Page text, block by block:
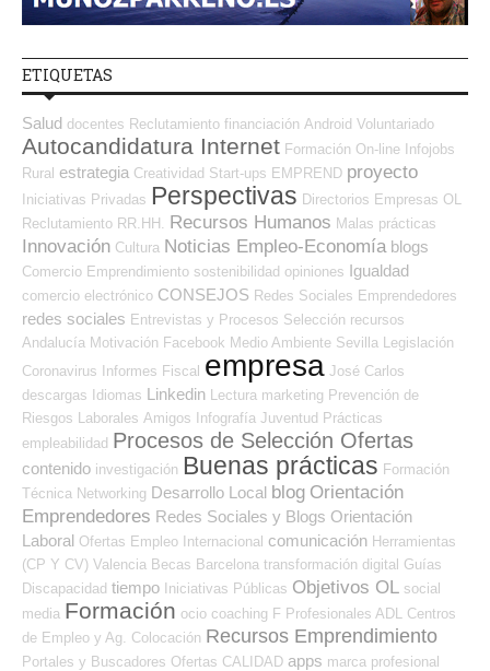
ETIQUETAS
Salud docentes Reclutamiento financiación Android Voluntariado
Autocandidatura Internet Formación On-line Infojobs
Rural estrategia Creatividad Start-ups EMPREND proyecto
Iniciativas Privadas Perspectivas Directorios Empresas OL
Reclutamiento RR.HH.
Recursos Humanos Malas prácticas
Innovación Cultura Noticias Empleo-Economía blogs
Comercio Emprendimiento sostenibilidad opiniones Igualdad
comercio electrónico CONSEJOS Redes Sociales Emprendedores
redes sociales Entrevistas y Procesos Selección recursos
Andalucía Motivación Facebook Medio Ambiente Sevilla Legislación
Coronavirus Informes Fiscal empresa José Carlos
descargas Idiomas Linkedin Lectura marketing Prevención de
Riesgos Laborales Amigos Infografía Juventud Prácticas
empleabilidad Procesos de Selección Ofertas
contenido investigación Buenas prácticas Formación
Técnica Networking Desarrollo Local blog Orientación
Emprendedores Redes Sociales y Blogs Orientación
Laboral Ofertas Empleo Internacional comunicación Herramientas
(CP Y CV) Valencia Becas Barcelona transformación digital Guías
Discapacidad tiempo Iniciativas Públicas Objetivos OL social
media Formación ocio coaching F Profesionales ADL
Centros
de Empleo y Ag. Colocación Recursos Emprendimiento
Portales y Buscadores Ofertas CALIDAD apps marca profesional